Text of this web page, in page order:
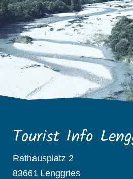
Tourist Info
Rathausplatz 2
83661 Lenggries